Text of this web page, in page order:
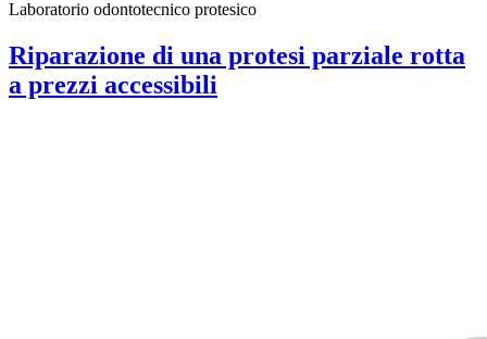
Laboratorio odontotecnico protesico
Riparazione di una protesi parziale rotta
a prezzi accessibili